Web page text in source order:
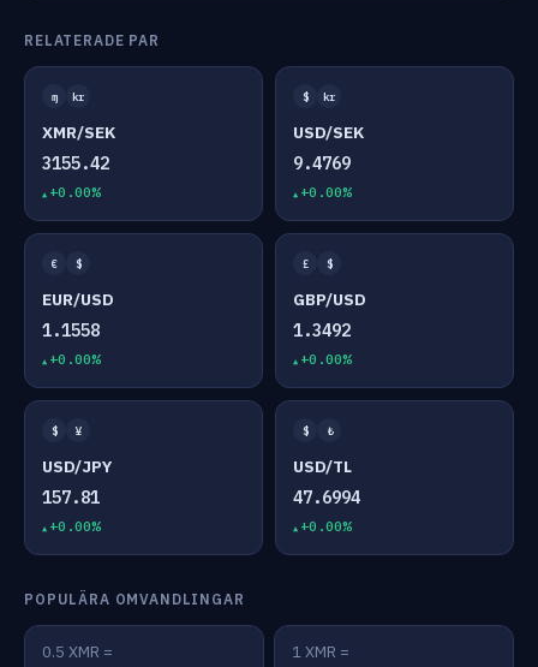
RELATERADE PAR
ɱ kr
XMR/SEK
3155.42
+0.00%
$ kr
USD/SEK
9.4769
+0.00%
€ $
EUR/USD
1.1558
+0.00%
£ $
GBP/USD
1.3492
+0.00%
$ ¥
USD/JPY
157.81
+0.00%
$ ₺
USD/TL
47.6994
+0.00%
POPULÄRA OMVANDLINGAR
0.5 XMR = 1 XMR =